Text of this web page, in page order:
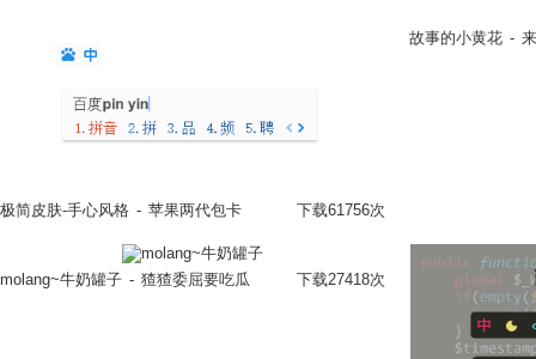
立即换肤
极简皮肤-手心风格 - 苹果两代包卡 下载61756次
故事的小黄花 -
molang~牛奶罐子 - 猹猹委屈要吃瓜 下载27418次